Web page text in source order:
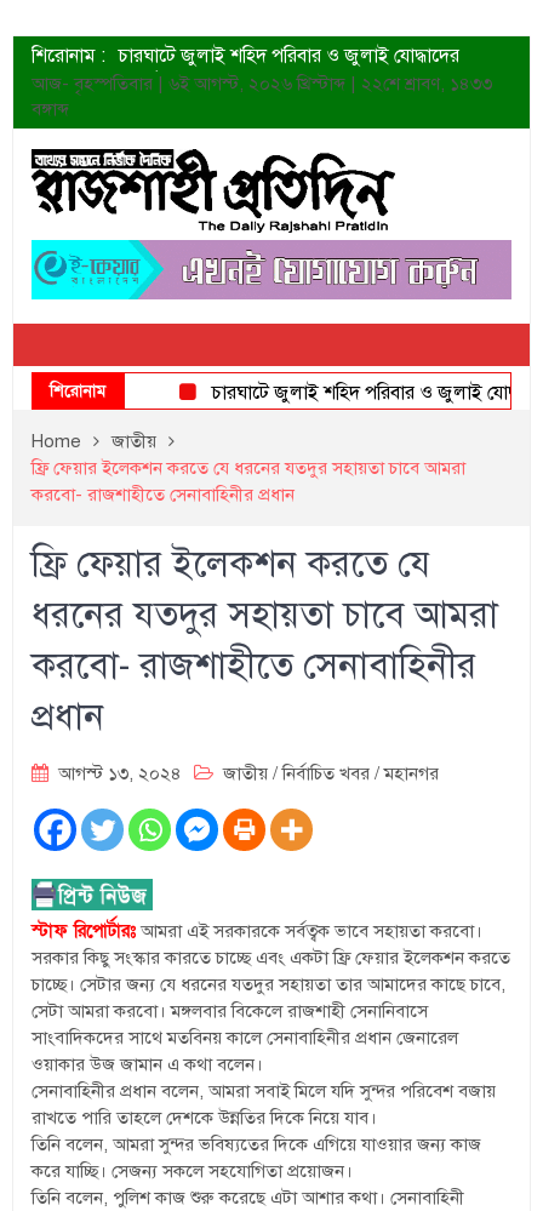
শিরোনাম : চারঘাটে জুলাই শহিদ পরিবার ও জুলাই যোদ্ধাদের
সংবর্ধনা
ত্বক ভালো রাখতে যে ৫ কাজ করবেন
জুলাই স্মৃতি জাদুঘরের দুয়ার খুলেছে উদ্বোধন করলেন
প্রধানমন্ত্রী
শাহরুখের নতুন সিনেমার লুক
কোয়ার্টার ফাইনালে নেইমারের দুর্দান্ত অ্যাসিস্টে সান্তোস
ডেনিস লিয়ামিন রাশিয়ার ড্রোন বাহিনীর প্রধান হলেন
জুলাই শহিদদের আত্মত্যাগ জাতি চিরকাল শ্রদ্ধার সাথে
স্মরণ করবে: ভূমিমন্ত্রী
আজ- বৃহস্পতিবার | ৬ই আগস্ট, ২০২৬ খ্রিস্টাব্দ | ২২শে শ্রাবণ, ১৪৩৩
বঙ্গাব্দ
শিরোনাম চারঘাটে জুলাই শহিদ পরিবার ও জুলাই যোদ্ধাদের
Home
জাতীয়
ফ্রি ফেয়ার ইলেকশন করতে যে ধরনের যতদুর সহায়তা চাবে আমরা
করবো- রাজশাহীতে সেনাবাহিনীর প্রধান
ফ্রি ফেয়ার ইলেকশন করতে যে
ধরনের যতদুর সহায়তা চাবে আমরা
করবো- রাজশাহীতে সেনাবাহিনীর
প্রধান
আগস্ট ১৩, ২০২৪ জাতীয় /নির্বাচিত খবর /মহানগর
স্টাফ রিপোর্টারঃআমরা এই সরকারকে সর্বত্বক ভাবে সহায়তা করবো।
সরকার কিছু সংস্কার কারতে চাচ্ছে এবং একটা ফ্রি ফেয়ার ইলেকশন করতে
চাচ্ছে। সেটার জন্য যে ধরনের যতদুর সহায়তা তার আমাদের কাছে চাবে,
সেটা আমরা করবো। মঙ্গলবার বিকেলে রাজশাহী সেনানিবাসে
সাংবাদিকদের সাথে মতবিনয় কালে সেনাবাহিনীর প্রধান জেনারেল
ওয়াকার উজ জামান এ কথা বলেন।
সেনাবাহিনীর প্রধান বলেন, আমরা সবাই মিলে যদি সুন্দর পরিবেশ বজায়
রাখতে পারি তাহলে দেশকে উন্নতির দিকে নিয়ে যাব।
তিনি বলেন, আমরা সুন্দর ভবিষ্যতের দিকে এগিয়ে যাওয়ার জন্য কাজ
করে যাচ্ছি। সেজন্য সকলে সহযোগিতা প্রয়োজন।
তিনি বলেন, পুলিশ কাজ শুরু করেছে এটা আশার কথা। সেনাবাহিনী